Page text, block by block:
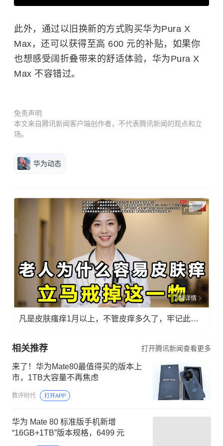
此外，通过以旧换新的方式购买华为Pura X
Max，还可以获得至高 600 元的补贴，如果你
也想感受阔折叠带来的舒适体验，华为Pura X
Max 不容错过。
免责声明
本文来自腾讯新闻客户端创作者，不代表腾讯新闻的观点和立
场。
华为动态
广告
了解详情
凡是皮肤瘙痒1月以上，不管皮痒多久了，牢记此法，快！准！狠！
相关推荐 打开腾讯新闻查看更多
来了！华为Mate80最值得买的版本上
市，1TB大容量不再焦虑
数评时代 打开APP
华为 Mate 80 标准版手机新增
“16GB+1TB”版本规格，6499 元